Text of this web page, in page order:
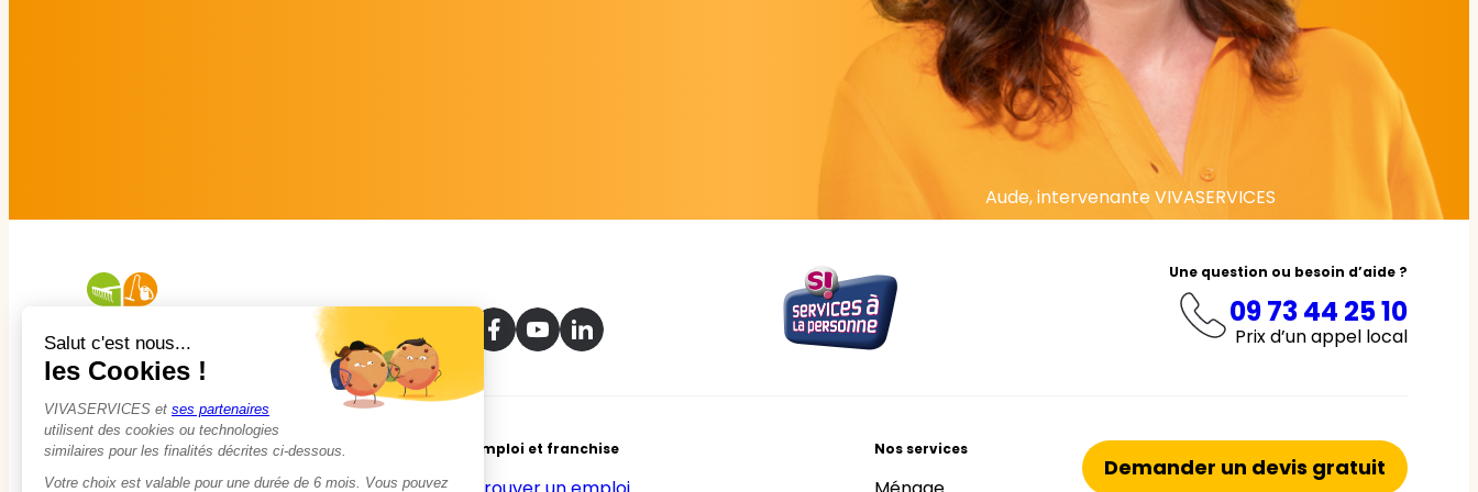
Aude, intervenante VIVASERVICES
Une question ou besoin d’aide ?
09 73 44 25 10
Prix d’un appel local
À propos Emploi et franchise Nos services
Demander un devis gratuit